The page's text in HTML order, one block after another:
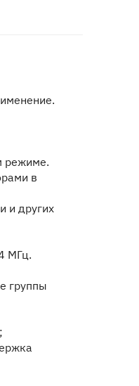
режиме.
в
и других
МГц.
группы